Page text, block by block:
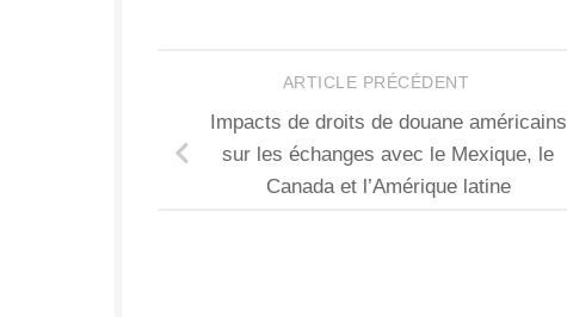
ARTICLE PRÉCÉDENT
Impacts de droits de douane américains
sur les échanges avec le Mexique, le
Canada et l’Amérique latine